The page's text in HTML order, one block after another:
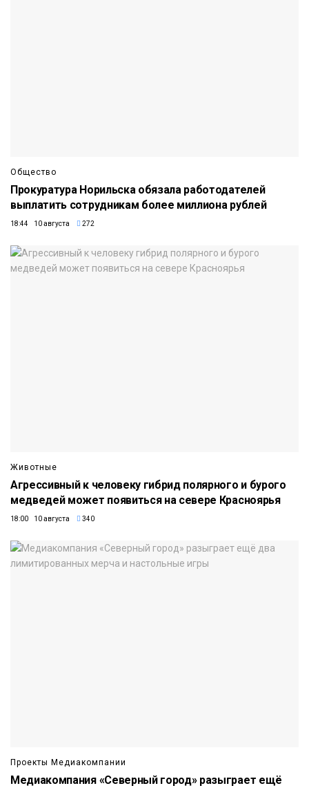
Общество
Прокуратура Норильска обязала работодателей
выплатить сотрудникам более миллиона рублей
18:44 10 августа 272
Животные
Агрессивный к человеку гибрид полярного и бурого
медведей может появиться на севере Красноярья
18:00 10 августа 340
Проекты Медиакомпании
Медиакомпания «Северный город» разыграет ещё